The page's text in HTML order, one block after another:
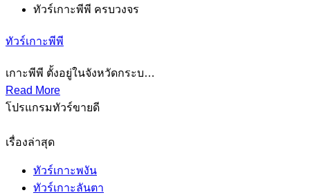
ทัวร์เกาะพีพี ครบวงจร
ทัวร์เกาะพีพี
เกาะพีพี ตั้งอยู่ในจังหวัดกระบ…
Read More
โปรแกรมทัวร์ขายดี
เรื่องล่าสุด
ทัวร์เกาะพงัน
ทัวร์เกาะลันตา